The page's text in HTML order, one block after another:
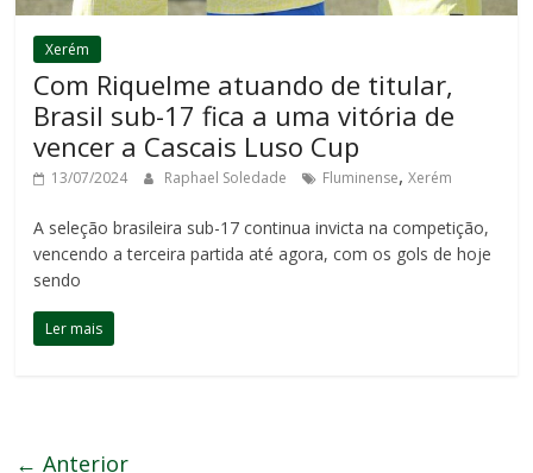
Xerém
Com Riquelme atuando de titular,
Brasil sub-17 fica a uma vitória de
vencer a Cascais Luso Cup
13/07/2024 Raphael Soledade Fluminense,Xerém
A seleção brasileira sub-17 continua invicta na competição,
vencendo a terceira partida até agora, com os gols de hoje
sendo
Ler mais
← Anterior